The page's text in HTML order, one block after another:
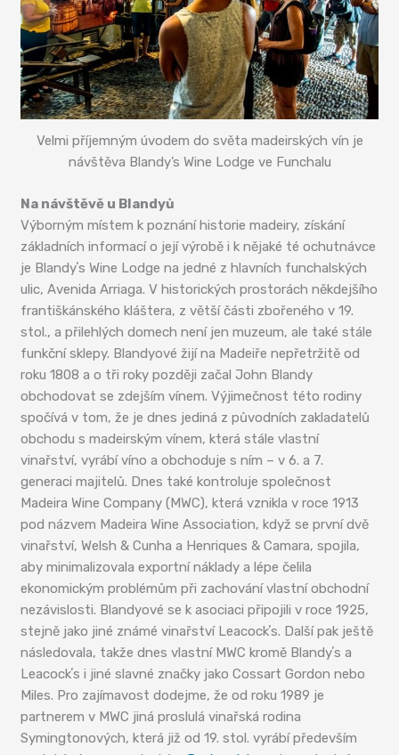
Velmi příjemným úvodem do světa madeirských vín je
návštěva Blandy’s Wine Lodge ve Funchalu
Na návštěvě u Blandyů
Výborným místem k poznání historie madeiry, získání
základních informací o její výrobě i k nějaké té ochutnávce
je Blandyʼs Wine Lodge na jedné z hlavních funchalských
ulic, Avenida Arriaga. V historických prostorách někdejšího
františkánského kláštera, z větší části zbořeného v 19.
stol., a přilehlých domech není jen muzeum, ale také stále
funkční sklepy. Blandyové žijí na Madeiře nepřetržitě od
roku 1808 a o tři roky později začal John Blandy
obchodovat se zdejším vínem. Výjimečnost této rodiny
spočívá v tom, že je dnes jediná z původních zakladatelů
obchodu s madeirským vínem, která stále vlastní
vinařství, vyrábí víno a obchoduje s ním – v 6. a 7.
generaci majitelů. Dnes také kontroluje společnost
Madeira Wine Company (MWC), která vznikla v roce 1913
pod názvem Madeira Wine Association, když se první dvě
vinařství, Welsh & Cunha a Henriques & Camara, spojila,
aby minimalizovala exportní náklady a lépe čelila
ekonomickým problémům při zachování vlastní obchodní
nezávislosti. Blandyové se k asociaci připojili v roce 1925,
stejně jako jiné známé vinařství Leacockʼs. Další pak ještě
následovala, takže dnes vlastní MWC kromě Blandyʼs a
Leacockʼs i jiné slavné značky jako Cossart Gordon nebo
Miles. Pro zajímavost dodejme, že od roku 1989 je
partnerem v MWC jiná proslulá vinařská rodina
Symingtonových, která již od 19. stol. vyrábí především